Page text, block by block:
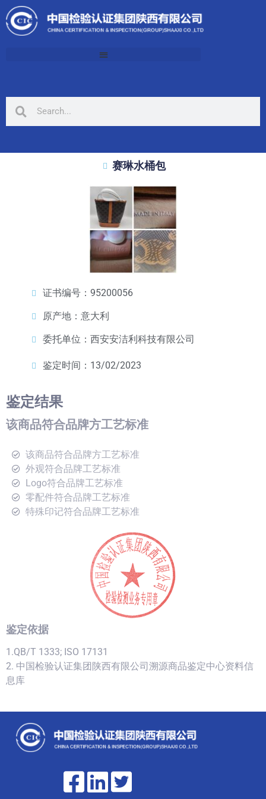
赛琳水桶包
证书编号：95200056
原产地：意大利
委托单位：西安安洁利科技有限公司
鉴定时间：13/02/2023
鉴定结果
该商品符合品牌方工艺标准
该商品符合品牌方工艺标准
外观符合品牌工艺标准
Logo符合品牌工艺标准
零配件符合品牌工艺标准
特殊印记符合品牌工艺标准
鉴定依据
1.QB/T 1333; ISO 17131
2. 中国检验认证集团陕西有限公司溯源商品鉴定中心资料信
息库